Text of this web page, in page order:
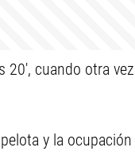
20', cuando otra
y la